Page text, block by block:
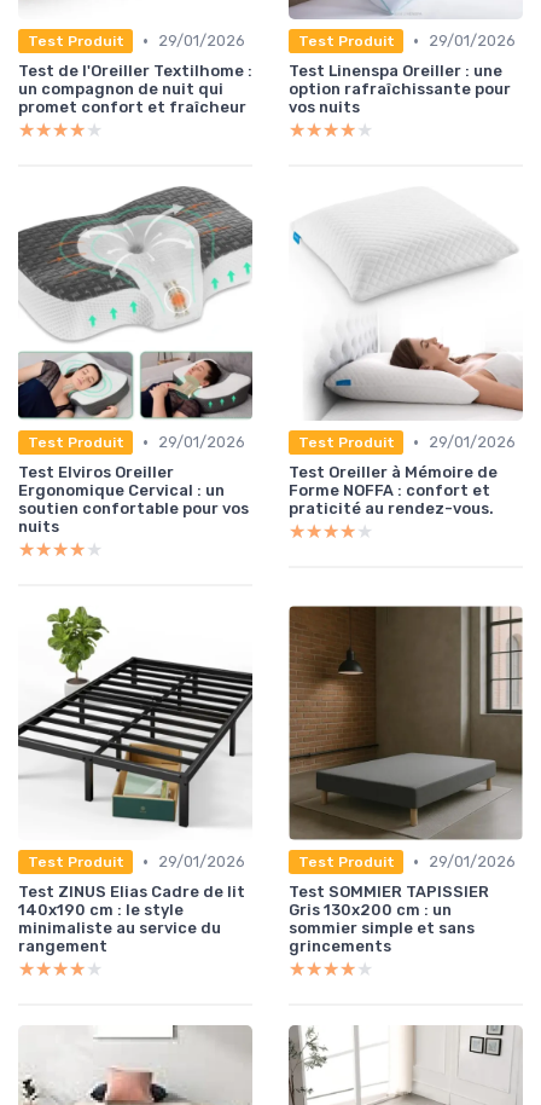
Test Produit •
29/01/2026
Test de l'Oreiller Textilhome :
un compagnon de nuit qui
promet confort et fraîcheur
★★★★★
★★★★★
Test Produit •
29/01/2026
Test Linenspa Oreiller : une
option rafraîchissante pour
vos nuits
★★★★★
★★★★★
Test Produit •
29/01/2026
Test Elviros Oreiller
Ergonomique Cervical : un
soutien confortable pour vos
nuits
★★★★★
★★★★★
Test Produit •
29/01/2026
Test Oreiller à Mémoire de
Forme NOFFA : confort et
praticité au rendez-vous.
★★★★★
★★★★★
Test Produit •
29/01/2026
Test ZINUS Elias Cadre de lit
140x190 cm : le style
minimaliste au service du
rangement
★★★★★
★★★★★
Test Produit •
29/01/2026
Test SOMMIER TAPISSIER
Gris 130x200 cm : un
sommier simple et sans
grincements
★★★★★
★★★★★